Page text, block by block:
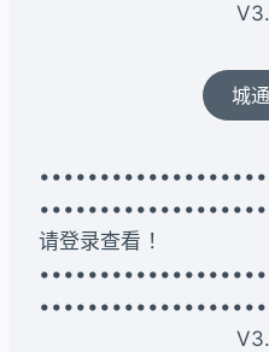
城
请登录查看 ！